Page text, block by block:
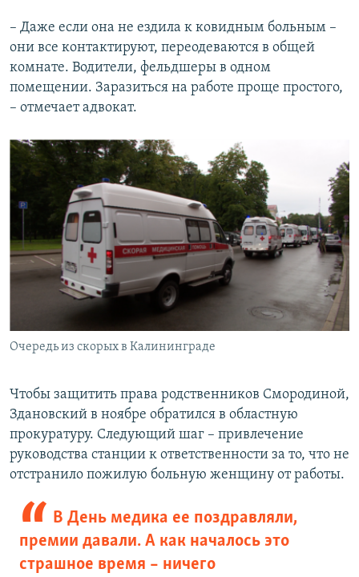
– Даже если она не ездила к ковидным больным –
они все контактируют, переодеваются в общей
комнате. Водители, фельдшеры в одном
помещении. Заразиться на работе проще простого,
– отмечает адвокат.
Очередь из скорых в Калининграде
Чтобы защитить права родственников Смородиной,
Здановский в ноябре обратился в областную
прокуратуру. Следующий шаг – привлечение
руководства станции к ответственности за то, что не
отстранило пожилую больную женщину от работы.
В День медика ее поздравляли,
премии давали. А как началось это
страшное время – ничего